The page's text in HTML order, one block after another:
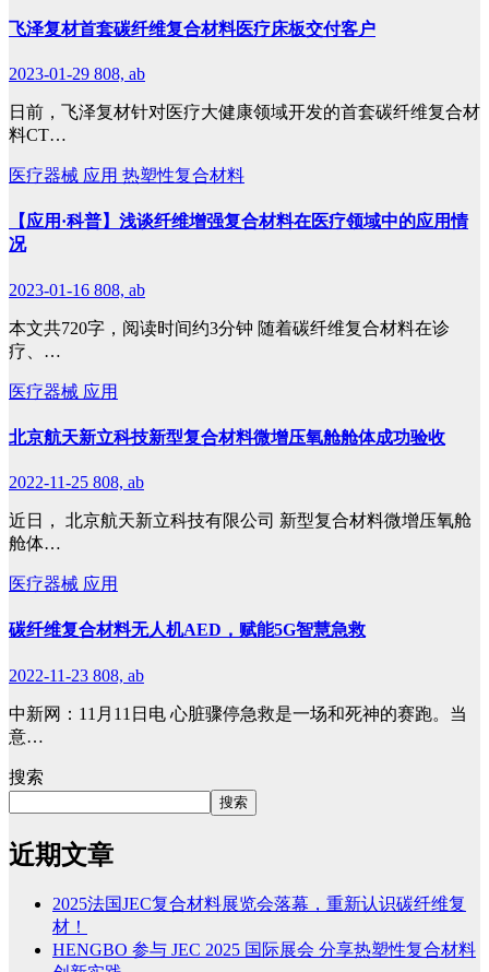
飞泽复材首套碳纤维复合材料医疗床板交付客户
2023-01-29 808, ab
日前，飞泽复材针对医疗大健康领域开发的首套碳纤维复合材
料CT…
医疗器械 应用 热塑性复合材料
【应用·科普】浅谈纤维增强复合材料在医疗领域中的应用情
况
2023-01-16 808, ab
本文共720字，阅读时间约3分钟 随着碳纤维复合材料在诊
疗、…
医疗器械 应用
北京航天新立科技新型复合材料微增压氧舱舱体成功验收
2022-11-25 808, ab
近日， 北京航天新立科技有限公司 新型复合材料微增压氧舱
舱体…
医疗器械 应用
碳纤维复合材料无人机AED，赋能5G智慧急救
2022-11-23 808, ab
中新网：11月11日电 心脏骤停急救是一场和死神的赛跑。当
意…
搜索
搜索
近期文章
2025法国JEC复合材料展览会落幕，重新认识碳纤维复
材！
HENGBO 参与 JEC 2025 国际展会 分享热塑性复合材料